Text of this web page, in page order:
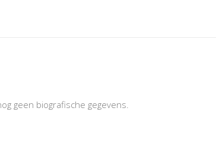
geen biografische gegevens.